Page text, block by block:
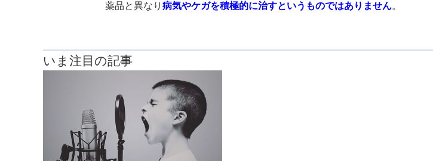
薬品と異なり 病気やケガを積極的に治すというものではありません。
いま注目の記事